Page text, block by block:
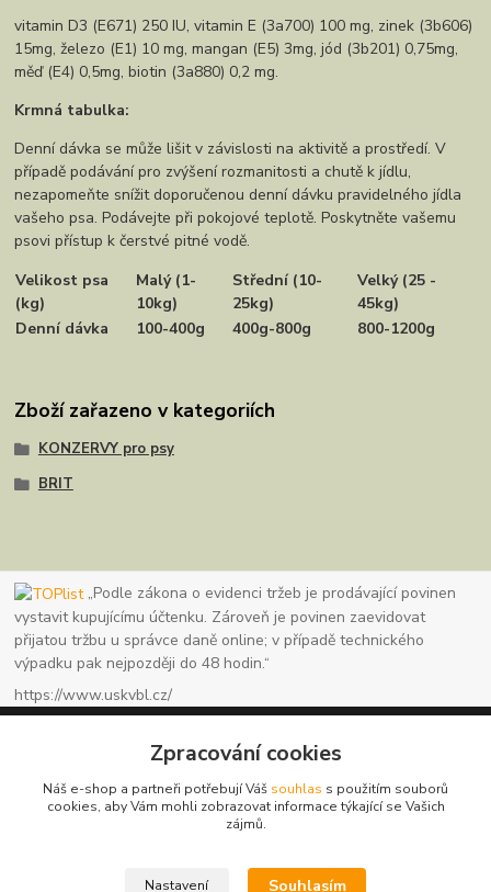
vitamin D3 (E671) 250 IU, vitamin E (3a700) 100 mg, zinek (3b606)
15mg, železo (E1) 10 mg, mangan (E5) 3mg, jód (3b201) 0,75mg,
měď (E4) 0,5mg, biotin (3a880) 0,2 mg.
Krmná tabulka:
Denní dávka se může lišit v závislosti na aktivitě a prostředí. V
případě podávání pro zvýšení rozmanitosti a chutě k jídlu,
nezapomeňte snížit doporučenou denní dávku pravidelného jídla
vašeho psa. Podávejte při pokojové teplotě. Poskytněte vašemu
psovi přístup k čerstvé pitné vodě.
Velikost psa
(kg)
Malý (1-
10kg)
Střední (10-
25kg)
Velký (25 -
45kg)
Denní dávka
100-400g 400g-800g 800-1200g
Zboží zařazeno v kategoriích
KONZERVY pro psy
BRIT
„Podle zákona o evidenci tržeb je prodávající povinen
vystavit kupujícímu účtenku. Zároveň je povinen zaevidovat
přijatou tržbu u správce daně online; v případě technického
výpadku pak nejpozději do 48 hodin.“
https://www.uskvbl.cz/
www.granule123.cz
Zpracování cookies
Náš e-shop a partneři potřebují Váš souhlas s použitím souborů
cookies, aby Vám mohli zobrazovat informace týkající se Vašich
zájmů.
Nastavení Souhlasím